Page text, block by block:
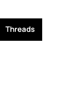
Threads